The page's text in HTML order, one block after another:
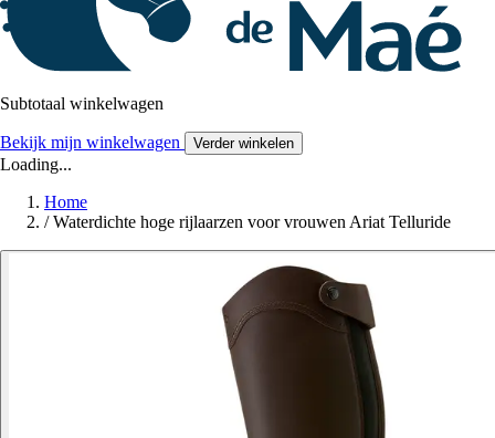
Subtotaal winkelwagen
Bekijk mijn winkelwagen Verder winkelen
Loading...
Home
/ Waterdichte hoge rijlaarzen voor vrouwen Ariat Telluride